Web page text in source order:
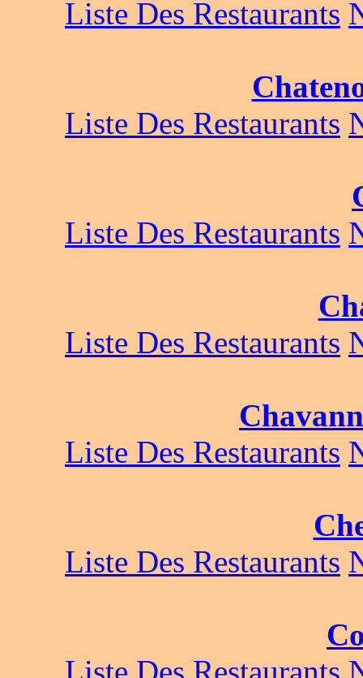
Liste Des Restaurants
Liste Des Restaurants
Liste Des Restaurants
Liste Des Restaurants
Liste Des Restaurants
Liste Des Restaurants